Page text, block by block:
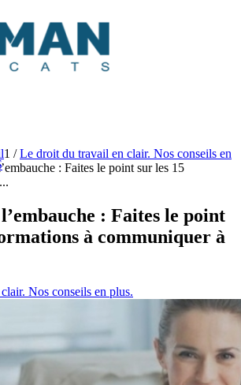
1 / Le droit du travail en clair. Nos conseils en
: Faites le point sur les 15
: Faites le point
à communiquer à
Nos conseils en plus.